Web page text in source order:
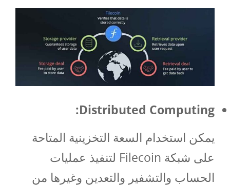
Distributed Computing
:
يمكن استخدام السعة التخزينية المتاحة
على شبكة Filecoin لتنفيذ عمليات
الحساب والتشفير والتعدين وغيرها من